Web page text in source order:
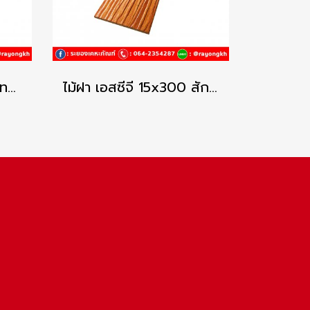
ไม้ฝา เอสซีจี 15x400 เทาแพลตินัม คูลพลัส ไม้ฝา เอสซีจี 15x300 สักทองประกายเงา คูลพลัส